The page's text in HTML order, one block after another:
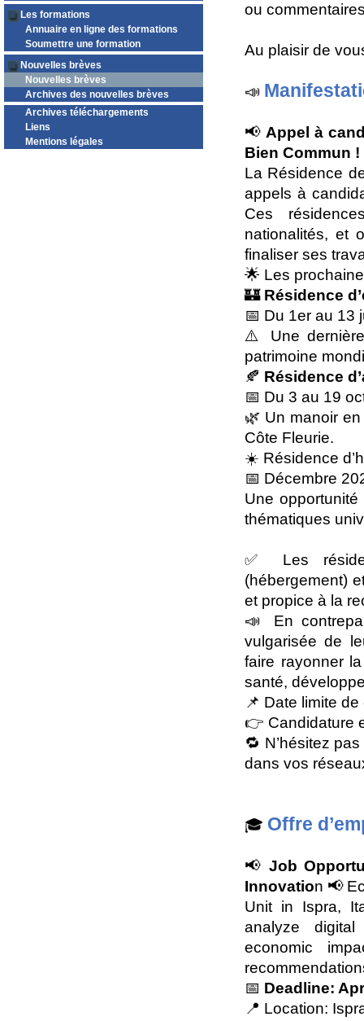
Les formations
Annuaire en ligne des formations
Soumettre une formation
Nouvelles brèves
Nouvelles brèves
Archives des nouvelles brèves
Archives téléchargements
Liens
Mentions légales
ou
Au plaisir de
📣
📢 Appel à
Bien Commun !
La Résidence
appels à
Ces
nationalités, et
finaliser ses
🌟 Les
🏰 Résidence
📅 Du 1er au 13
⚠️ Une
patrimoine
🍂 Résidence
📅 Du 3 au 19
🌿 Un manoir
Côte Fleurie.
☀️ Résidence
📅 Décembre
Une opportunité
thématiques
✅ Les
(hébergement)
et propice à la
📣 En
vulgarisée de
faire rayonner
santé,
📌 Date limite
👉 Candidature
🔁 N’hésitez
dans vos
🎓 Offre
📢 Job
Innovation 📢
Unit in Ispra,
analyze
economic
📅 Deadline:
📍 Location: